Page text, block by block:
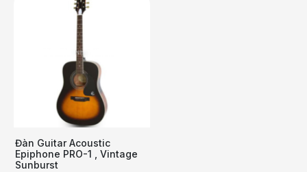
Đàn Guitar Acoustic
Epiphone PRO-1 , Vintage
Sunburst